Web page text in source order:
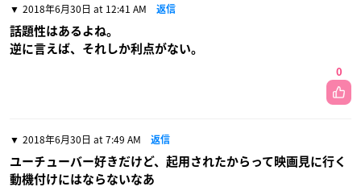
2018年6月30日 at 12:41 AM 返信
話題性はあるよね。
逆に言えば、それしか利点がない。
0
2018年6月30日 at 7:49 AM 返信
ユーチューバー好きだけど、起用されたからって映画見に行く
動機付けにはならないなあ